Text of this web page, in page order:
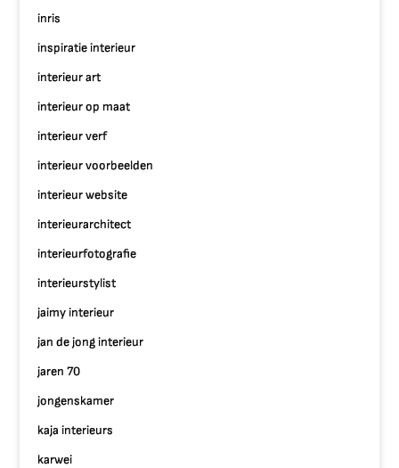
inris
inspiratie interieur
interieur art
interieur op maat
interieur verf
interieur voorbeelden
interieur website
interieurarchitect
interieurfotografie
interieurstylist
jaimy interieur
jan de jong interieur
jaren 70
jongenskamer
kaja interieurs
karwei